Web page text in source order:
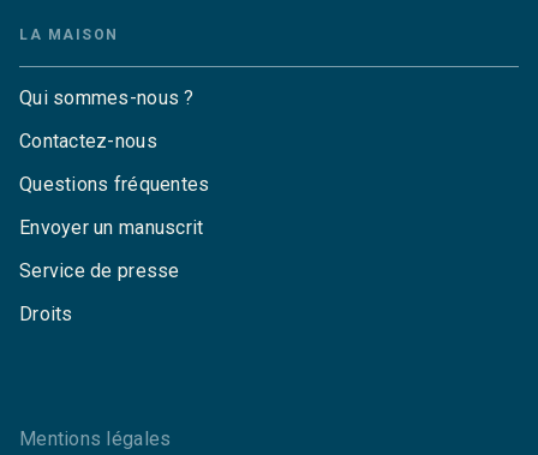
LA MAISON
Qui sommes-nous ?
Contactez-nous
Questions fréquentes
Envoyer un manuscrit
Service de presse
Droits
Mentions légales